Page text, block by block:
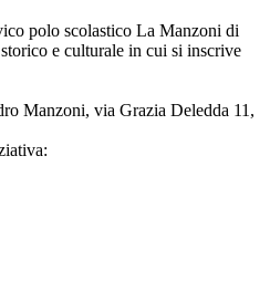
polo scolastico La Manzoni di
e culturale in cui si inscrive
Manzoni, via Grazia Deledda 11,